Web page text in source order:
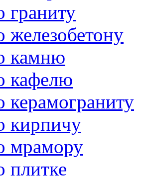
граниту
железобетону
камню
кафелю
керамограниту
кирпичу
мрамору
плитке